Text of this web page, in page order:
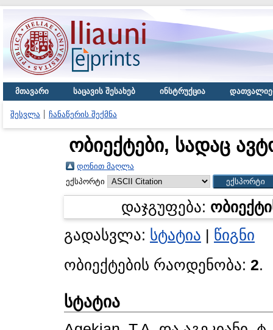
მთავარი საცავის შესახებ ინსტრუქცია
შესვლა ჩანაწერის შექმნა
ობიექტები, სადაც
დონით მაღლა
ექსპორტი
დაჯგუფება:
გადასვლა: სტატია
წიგნი
ობიექტების რაოდენობა: 2.
სტატია